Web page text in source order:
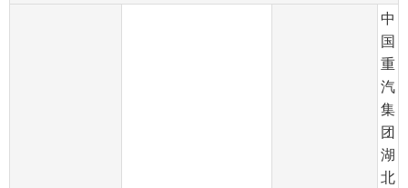
中
国
重
汽
集
团
湖
北